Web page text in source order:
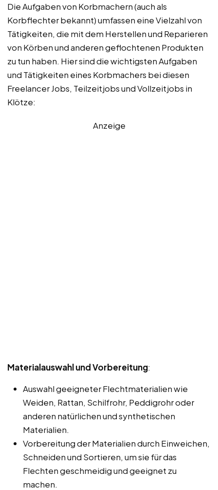
Die Aufgaben von Korbmachern (auch als
Korbflechter bekannt) umfassen eine Vielzahl von
Tätigkeiten, die mit dem Herstellen und Reparieren
von Körben und anderen geflochtenen Produkten
zu tun haben. Hier sind die wichtigsten Aufgaben
und Tätigkeiten eines Korbmachers bei diesen
Freelancer Jobs, Teilzeitjobs und Vollzeitjobs in
Klötze:
Anzeige
Materialauswahl und Vorbereitung:
Auswahl geeigneter Flechtmaterialien wie
Weiden, Rattan, Schilfrohr, Peddigrohr oder
anderen natürlichen und synthetischen
Materialien.
Vorbereitung der Materialien durch Einweichen,
Schneiden und Sortieren, um sie für das
Flechten geschmeidig und geeignet zu
machen.